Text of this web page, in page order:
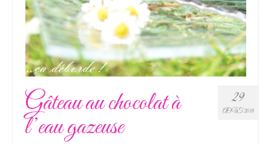
29
AOÛT 2018
Gâteau au chocolat à
l’eau gazeuse